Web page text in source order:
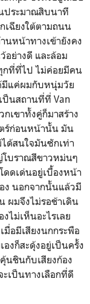
ประมาณสิบนาที
เฉียงใต้ตามถนน
นหน้าทางเข้ายังคง
อย่างดี และล้อม
กที่ที่ไป ไม่ค่อยมีคน
มีแค่ผมกับหนุ่มวัย
ป็นสถานที่ที่ Van
เขาทั้งคู่ก็มาสร้าง
ร์ก่อนหน้านั้น มัน
ด้สนใจมันซักเท่า
โบราณสีขาวหม่นๆ
ดดเด่นอยู่เบื้องหน้า
ง นอกจากนั้นแล้วมี
ผมจึงไม่รอช้าเดิน
ไม่เห็นอะไรเลย
อมีเสียงนกกระพือ
งก็สะดุ้งอยู่เป็นครั้ง
นชินกับเสียงก้อง
เป็นทางเลือกที่ดี